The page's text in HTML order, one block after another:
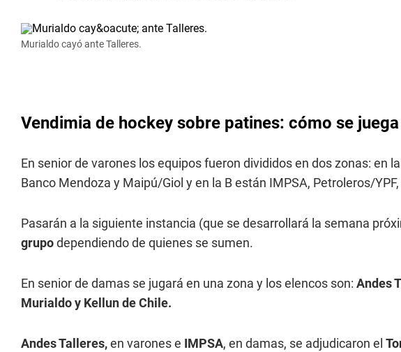
Murialdo cayó ante Talleres.
Vendimia de hockey sobre patines: cómo se
En senior de varones los equipos fueron divididos en dos zonas: en
Banco Mendoza y Maipú/Giol y en la B están IMPSA, Petroleros/
Pasarán a la siguiente instancia (que se desarrollará la semana
grupodependiendo de quienes se sumen.
En senior de damas se jugará en una zona y los elencos son: Andes
Murialdo y Kellun de Chile.
Andes Talleres,en varones e IMPSA, en damas, se adjudicaron el